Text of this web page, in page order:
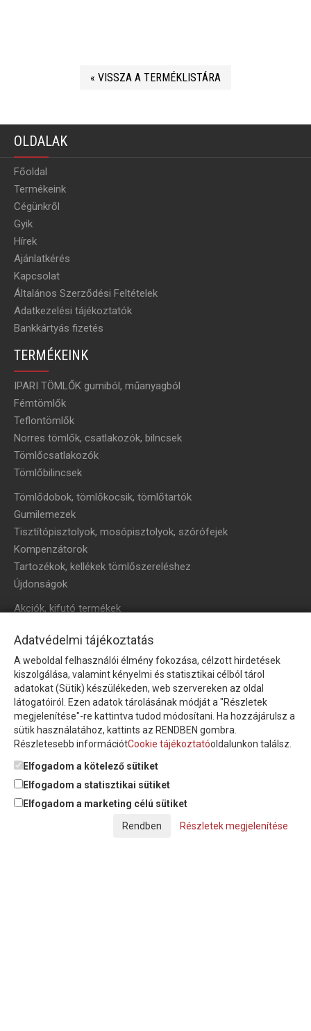
« VISSZA A TERMÉKLISTÁRA
OLDALAK
Főoldal
Termékeink
Cégünkről
Gyik
Hírek
Ajánlatkérés
Kapcsolat
Általános Szerződési Feltételek
Adatkezelési tájékoztatók
Bankkártyás fizetés
TERMÉKEINK
IPARI TÖMLŐK gumiból, műanyagból
Fémtömlők
Teflontömlők
Norres tömlők, csatlakozók, bilncsek
Tömlőcsatlakozók
Tömlőbilincsek
Tömlődobok, tömlőkocsik, tömlőtartók
Gumilemezek
Tisztítópisztolyok, mosópisztolyok, szórófejek
Kompenzátorok
Tartozékok, kellékek tömlőszereléshez
Újdonságok
Akciók, kifutó termékek
HÍRLEVÉL
Íratkozzon fel hírlevelünkre!
Feliratkozom a hírlevélre és nyilatkozom, hogy azadatkezelési
tájékoztatót elolvastam, megismertem és elfogadom.
© Copyright Triász-Tömlő Kft. | Minden jog fenntartva!
Adatvédelmi tájékoztatás
A weboldal felhasználói élmény fokozása, célzott hirdetések
kiszolgálása, valamint kényelmi és statisztikai célból tárol
adatokat (Sütik) készülékeden, web szervereken az oldal
látogatóiról. Ezen adatok tárolásának módját a "Részletek
megjelenítése"-re kattintva tudod módosítani. Ha hozzájárulsz a
sütik használatához, kattints az RENDBEN gombra.
Részletesebb információtCookie tájékoztatóoldalunkon találsz.
Elfogadom a kötelező sütiket
Elfogadom a statisztikai sütiket
Elfogadom a marketing célú sütiket
Részletek megjelenítése